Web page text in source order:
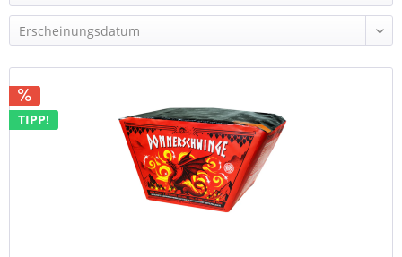
TIPP!